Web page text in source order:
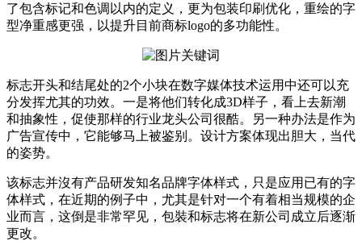
了包含标记和色调以内的定义，更为包装印刷优化，重绘的字
型净重感更强，以提升目前商标logo的多功能性。
标志开头和结尾处的2个小块在数字媒体技术运用中还可以充
分发挥尤其的功效。一是将他们转化成3D样子，看上去新潮
和抽象性，促使那样的行业龙头公司很酷。另一种办法是作为
广告宣传中，它能够马上被鉴别。设计方案体现出胆大，当代
的姿势。
该标志并沒有产品研发知名品牌字体样式，只是应用已有的字
体样式，在近期的例子中，尤其是针对一个有着相当规模的企
业而言，这倒是非常罕见，包裝和标志将在新公司成立后逐渐
更改。